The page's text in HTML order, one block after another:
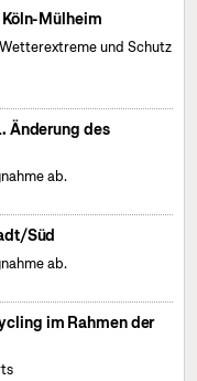
Mülheim
und Schutz
Änderung des
ab.
Süd
ab.
im Rahmen der